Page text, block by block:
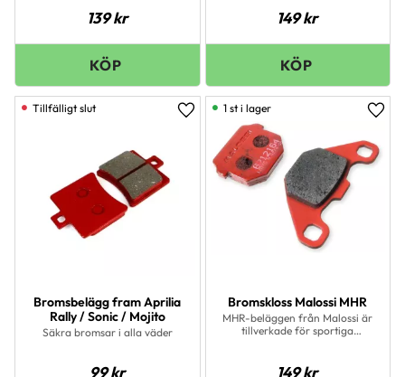
139kr 149kr
Bromsbelägg fram Aprilia
Rally / Sonic / Mojito
Säkra bromsar i alla väder
99kr
Lägg till i favoriter
Bromskloss Malossi MHR
MHR-beläggen från Malossi är
tillverkade för sportiga
149kr
1 st i lager